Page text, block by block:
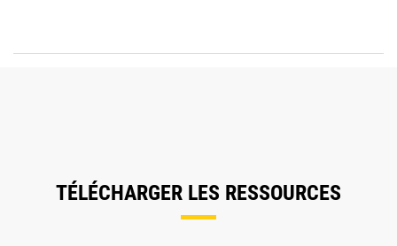
TÉLÉCHARGER LES RESSOURCES